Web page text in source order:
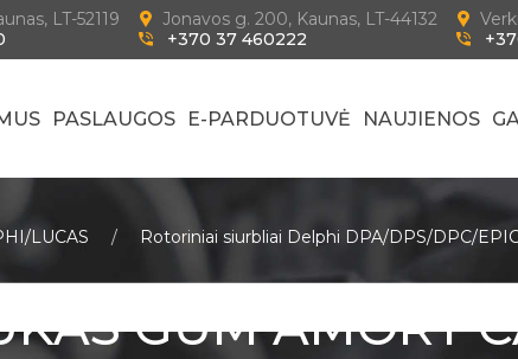
LT-52119
Jonavos g. 200, Kaunas, LT-44132
+370 37 460222
PASLAUGOS E-PARDUOTUVĖ NAUJIENOS
LUCAS
Rotoriniai siurbliai Delphi DPA/DPS/DPC/
GUM AMORT